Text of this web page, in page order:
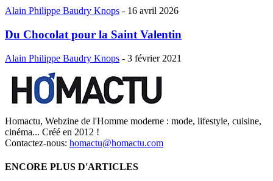
Alain Philippe Baudry Knops - 16 avril 2026
Du Chocolat pour la Saint Valentin
Alain Philippe Baudry Knops - 3 février 2021
Homactu, Webzine de l'Homme moderne : mode, lifestyle, cuisine,
cinéma... Créé en 2012 !
Contactez-nous: homactu@homactu.com
ENCORE PLUS D'ARTICLES